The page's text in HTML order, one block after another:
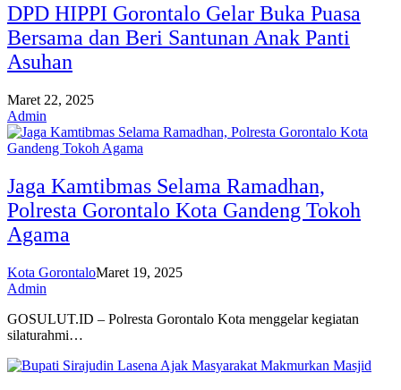
DPD HIPPI Gorontalo Gelar Buka Puasa
Bersama dan Beri Santunan Anak Panti
Asuhan
Maret 22, 2025
Admin
Jaga Kamtibmas Selama Ramadhan,
Polresta Gorontalo Kota Gandeng Tokoh
Agama
Kota GorontaloMaret 19, 2025
Admin
GOSULUT.ID – Polresta Gorontalo Kota menggelar kegiatan
silaturahmi…